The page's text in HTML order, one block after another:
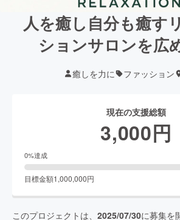
人を癒し自分も癒す
ションサロンを広
癒しを力に ファッション
現在の支援総額
3,000円
0%達成
目標金額1,000,000円
このプロジェクトは、 2025/07/30に募集を